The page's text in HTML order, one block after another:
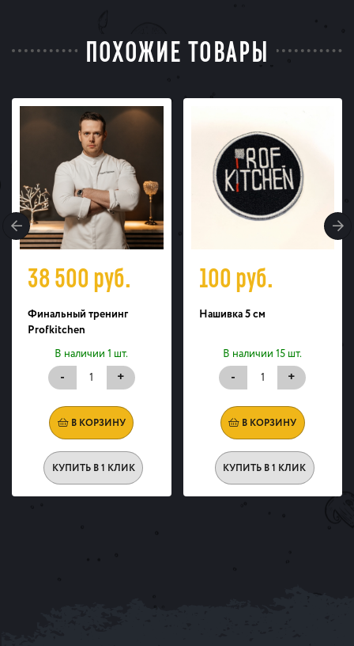
ПОХОЖИЕ ТОВАРЫ
38 500руб.
Финальный тренинг
Profkitchen
В наличии 1 шт.
- +
В КОРЗИНУ
КУПИТЬ В 1 КЛИК
100руб.
Нашивка 5 см
В наличии 15 шт.
- +
В КОРЗИНУ
КУПИТЬ В 1 КЛИК